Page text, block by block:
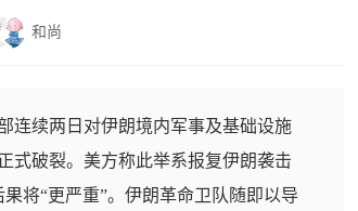
和尚
连续两日对伊朗境内军事及基础设施
式破裂。美方称此举系报复伊朗袭击
将“更严重”。伊朗革命卫队随即以导